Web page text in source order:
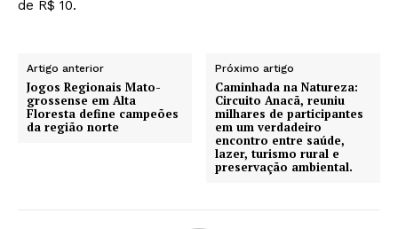
de R$ 10.
Artigo anterior
Jogos Regionais Mato-
grossense em Alta
Floresta define campeões
da região norte
Próximo artigo
Caminhada na Natureza:
Circuito Anacã, reuniu
milhares de participantes
em um verdadeiro
encontro entre saúde,
lazer, turismo rural e
preservação ambiental.